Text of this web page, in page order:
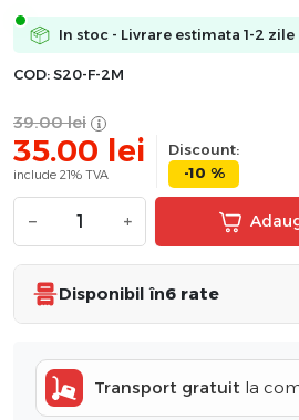
In stoc - Livrare estimata 1-2 zile
COD: S20-F-2M
39.00 lei
35.00 lei
include 21% TVA
Discount:
-10 %
− +
Disponibil în6 rate
Transport gratuit la